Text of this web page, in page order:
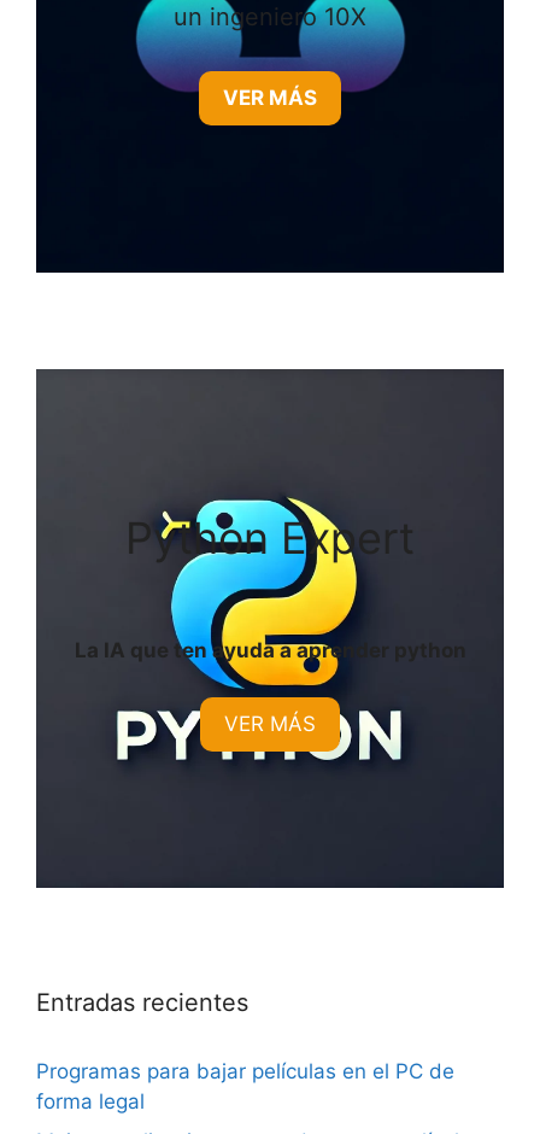
un ingeniero 10X
VER MÁS
Python Expert
La IA que ten ayuda a aprender python
VER MÁS
Entradas recientes
Programas para bajar películas en el PC de
forma legal